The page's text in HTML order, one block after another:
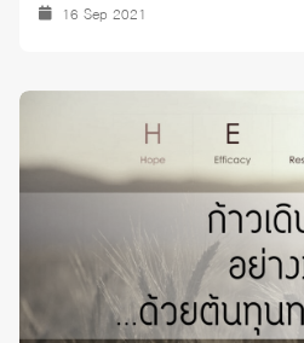
16 Sep 2021